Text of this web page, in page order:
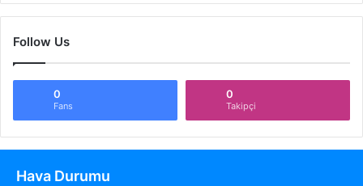
Follow Us
0
Fans
0
Takipçi
Hava Durumu